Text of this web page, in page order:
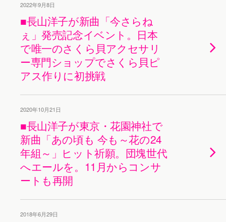
2022年9月8日
■長山洋子が新曲「今さらね
ぇ」発売記念イベント。日本
で唯一のさくら貝アクセサリ
ー専門ショップでさくら貝ピ
アス作りに初挑戦
2020年10月21日
■長山洋子が東京・花園神社で
新曲「あの頃も 今も～花の24
年組～」ヒット祈願。団塊世代
へエールを。11月からコンサ
ートも再開
2018年6月29日